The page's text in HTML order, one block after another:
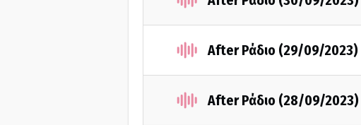
After Ράδιο (29/09/2023)
After Ράδιο (28/09/2023)